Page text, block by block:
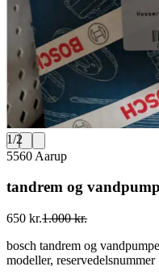
1/2
5560 Aarup
tandrem og
650 kr.1.000 kr.
bosch tandrem og
modeller,